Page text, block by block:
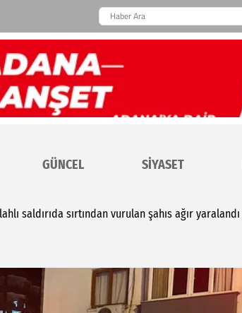
GÜNCEL SİYASET
saldırıda sırtından vurulan şahıs ağır yaralandı